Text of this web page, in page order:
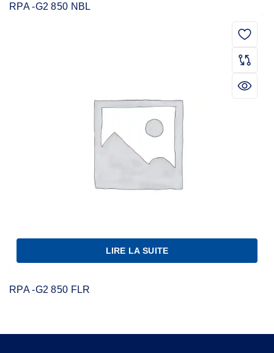
RPA -G2 850 NBL
LIRE LA SUITE
RPA -G2 850 FLR